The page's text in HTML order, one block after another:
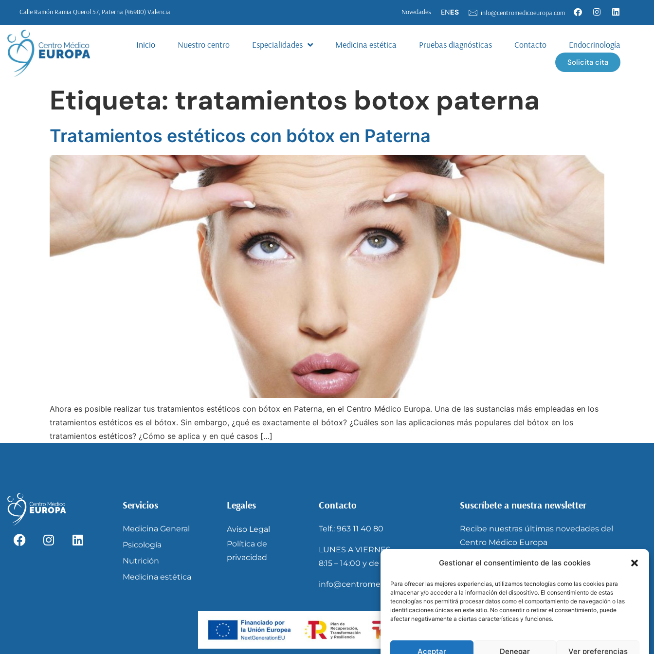
Gestionar el consentimiento de las cookies
Para ofrecer las mejores experiencias, utilizamos tecnologías como las cookies para
almacenar y/o acceder a la información del dispositivo. El consentimiento de estas
tecnologías nos permitirá procesar datos como el comportamiento de navegación o las
identificaciones únicas en este sitio. No consentir o retirar el consentimiento, puede
afectar negativamente a ciertas características y funciones.
Aceptar Denegar Ver preferencias
Calle Ramón Ramia Querol 57, Paterna (46980) Valencia Novedades ENES info@centromedicoeuropa.com
Inicio Nuestro centro Especialidades Medicina estética Pruebas diagnósticas Contacto Endocrinología
Solicita cita
Etiqueta: tratamientos botox paterna
Tratamientos estéticos con bótox en Paterna
Ahora es posible realizar tus tratamientos estéticos con bótox en Paterna, en el Centro Médico Europa. Una de las sustancias más empleadas en los
tratamientos estéticos es el bótox. Sin embargo, ¿qué es exactamente el bótox? ¿Cuáles son las aplicaciones más populares del bótox en los
tratamientos estéticos? ¿Cómo se aplica y en qué casos […]
Servicios
Medicina General
Psicología
Nutrición
Medicina estética
Legales
Aviso Legal
Política de
privacidad
Contacto
Telf.: 963 11 40 80
LUNES A VIERNES
8:15 – 14:00 y de 16:15 – 20:30
info@centromedicoeuropa.com
Suscríbete a nuestra newsletter
Recibe nuestras últimas novedades del
Centro Médico Europa